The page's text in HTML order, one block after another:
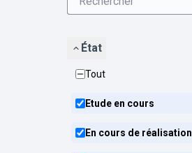
État
Tout
Etude en cours
En cours de réalisation